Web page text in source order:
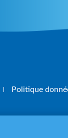
Politique